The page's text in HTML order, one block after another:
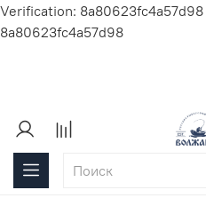
Verification: 8a80623fc4a57d98
8a80623fc4a57d98